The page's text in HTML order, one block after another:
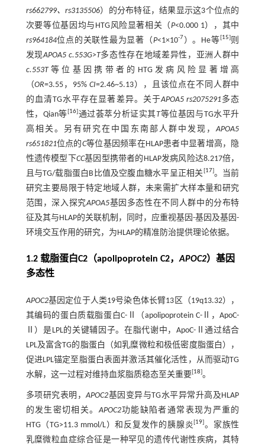
rs662799、rs3135506）的分布特征，结果显示这3个位点的
次要等位基因均与HTG风险显著相关（P<0.000 1），其中
rs964184位点的关联性最为显著（P<1×10-7 ）。He等[15]则
发现APOA5 c.553G>T多态性存在地域差异性，亚洲人群中
c.553T等位基因携带者的HTG发病风险显著增高
（OR=3.55，95%CI=2.46~5.13），且该位点在不同人群中
的血清TG水平存在显著差异。关于APOA5 rs2075291多态
性，Qian等[16]通过荟萃分析证实其T等位基因与TG水平升
高相关。另有研究在中国东南部人群中发现，APOA5
rs651821位点的C等位基因频率在HLAP患者中显著增高，隐
性遗传模型下CC基因型携带者的HLAP发病风险达8.217倍，
且与TG/载脂蛋白B比值及空腹血糖水平呈正相关 [17]。当前
研究主要局限于特定地域人群，未来需扩大样本量和研究
范围，深入探究APOA5基因多态性在不同人群中的分布特
征及其与HLAP的关联机制，同时，应重视基因-基因及基因-
环境交互作用的研究，为HLAP的精准防治提供理论依据。
1.2 载脂蛋白C2（apolipoprotein C2，APOC2）基因
多态性
APOC2基因定位于人类19号染色体长臂13区（19q13.32），
其编码的蛋白质载脂蛋白C-Ⅱ（apolipoprotein C-Ⅱ，ApoC-
Ⅱ）是LPL的关键辅因子。在脂代谢中，ApoC-Ⅱ通过结合
LPL及富含TG的脂蛋白（如乳糜微粒和极低密度脂蛋白），
促进LPL锚定至脂蛋白表面并激活其催化活性，从而驱动TG
水解，这一过程对维持血浆脂质稳态至关重要[18]。
多项研究表明，APOC2基因变异与TG水平异常升高及HLAP
的发生密切相关。APOC2功能缺陷者通常表现为严重的
HTG（TG>11.3 mmol/L）和反复发作的胰腺炎[19]。家族性
乳糜微粒血症综合征是一种罕见的遗传代谢性疾病，其特